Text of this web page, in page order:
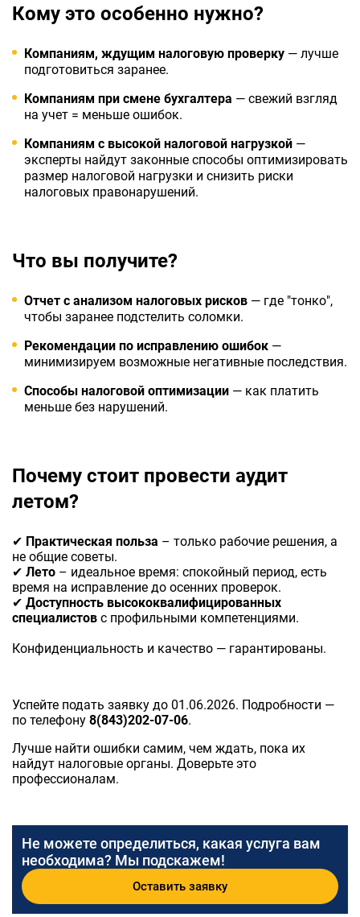
Кому это особенно нужно?
Компаниям, ждущим налоговую проверку — лучше
подготовиться заранее.
Компаниям при смене бухгалтера — свежий взгляд
на учет = меньше ошибок.
Компаниям с высокой налоговой нагрузкой —
эксперты найдут законные способы оптимизировать
размер налоговой нагрузки и снизить риски
налоговых правонарушений.
Что вы получите?
Отчет с анализом налоговых рисков — где "тонко",
чтобы заранее подстелить соломки.
Рекомендации по исправлению ошибок —
минимизируем возможные негативные последствия.
Способы налоговой оптимизации — как платить
меньше без нарушений.
Почему стоит провести аудит
летом?
✔ Практическая польза – только рабочие решения, а
не общие советы.
✔ Лето – идеальное время: спокойный период, есть
время на исправление до осенних проверок.
✔ Доступность высококвалифицированных
специалистов с профильными компетенциями.
Конфиденциальность и качество — гарантированы.
Успейте подать заявку до 01.06.2026. Подробности —
по телефону 8(843)202-07-06.
Лучше найти ошибки самим, чем ждать, пока их
найдут налоговые органы. Доверьте это
профессионалам.
Не можете определиться, какая услуга вам
необходима? Мы подскажем!
Оставить заявку